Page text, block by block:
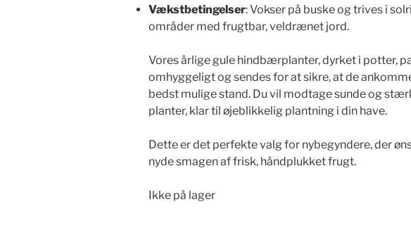
Vækstbetingelser: Vokser på buske og trives i
områder med frugtbar, veldrænet jord.
Vores årlige gule hindbærplanter, dyrket i potter,
omhyggeligt og sendes for at sikre, at de
bedst mulige stand. Du vil modtage sunde og
planter, klar til øjeblikkelig plantning i din have.
Dette er det perfekte valg for nybegyndere, der
nyde smagen af frisk, håndplukket frugt.
Ikke på lager